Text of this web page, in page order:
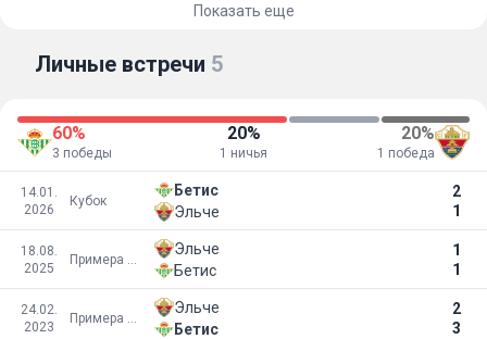
Показать еще
Личные встречи 5
60%
3 победы
20%
1 ничья
20%
1 победа
14.01.
2026
Кубок
Бетис
2
1
Эльче
18.08.
2025
Эльче
1
1
Бетис
24.02.
2023
Эльче
2
3
Бетис